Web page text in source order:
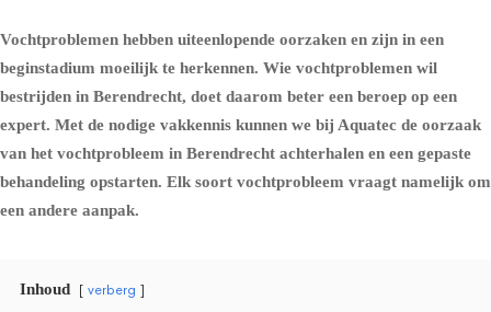
Vochtproblemen hebben uiteenlopende oorzaken en zijn in een
beginstadium moeilijk te herkennen. Wie vochtproblemen wil
bestrijden in Berendrecht, doet daarom beter een beroep op een
expert. Met de nodige vakkennis kunnen we bij Aquatec de oorzaak
van het vochtprobleem in Berendrecht achterhalen en een gepaste
behandeling opstarten. Elk soort vochtprobleem vraagt namelijk om
een andere aanpak.
Inhoud verberg